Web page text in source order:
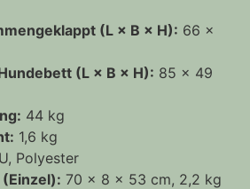
(L × B × H): 66 ×
(L × B × H): 85 × 49
44 kg
1,6 kg
Polyester
70 × 8 × 53 cm, 2,2 kg